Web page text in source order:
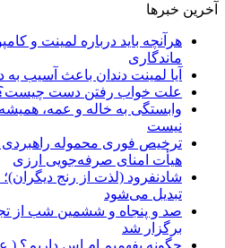
آخرین خبرها
هرآنچه باید درباره لمینت و
ماندگاری
آیا لمینت دندان باعث آسیب
علت خواب رفتن دست
وابستگی به خاله و عمه،
نیست
ترخیص فوری محموله
هیأت امنای صرفه‌جویی ارزی
شادنفرود (لذت از رنج دیگران)؛
تبدیل می‌شود
صد و پنجاه‌ و ششمین شب از
برگزار شد
چگونه بفهمیم ام اس داریم؟ (